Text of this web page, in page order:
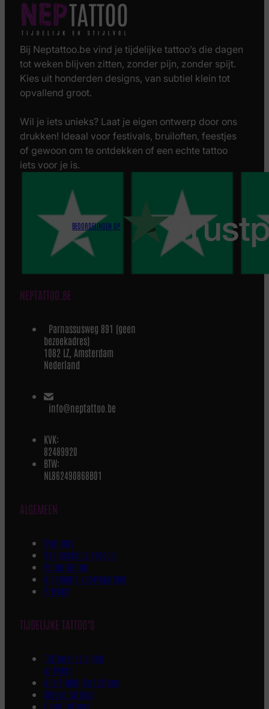
Bij Neptattoo.be vind je tijdelijke tattoo’s die dagen
tot weken blijven zitten, zonder pijn, zonder spijt.
Kies uit honderden designs, van subtiel klein tot
opvallend groot.
Wil je iets unieks? Laat je eigen ontwerp door ons
drukken! Ideaal voor festivals, bruiloften, feestjes
of gewoon om te ontdekken of een echte tattoo
iets voor je is.
BEOORDELINGEN OP
NEPTATTOO.BE
Parnassusweg 891 (geen
bezoekadres)
1082 LZ, Amsterdam
Nederland
info@neptattoo.be
KVK:
82489920
BTW:
NL862490868B01
ALGEMEEN
Over ons
Veelgestelde vragen
Retourneren
Algemene voorwaarden
Privacy
TIJDELIJKE TATTOO’S
Tattoo met eigen
ontwerp
Alle tijdelijke tattoos
Sleeve tattoos
Hand tattoos